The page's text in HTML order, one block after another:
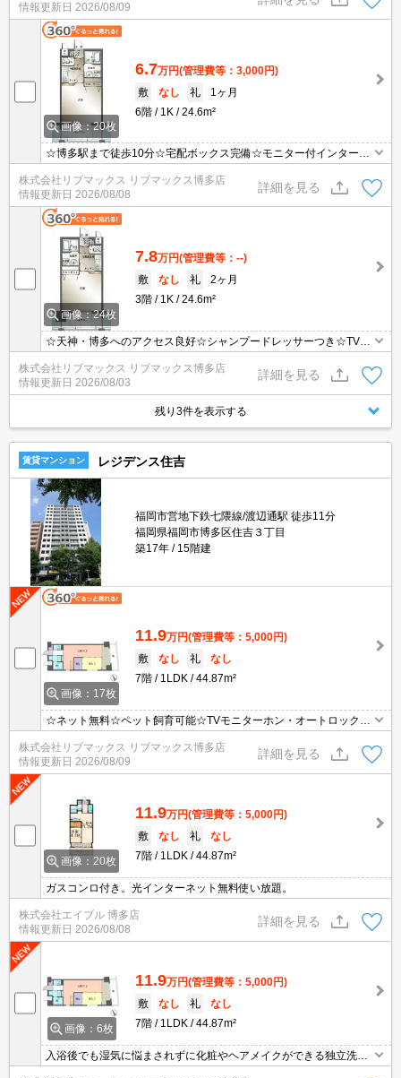
情報更新日 2026/08/09
画像：20枚
6.7万円(管理費等：3,000円)
敷
なし 礼
1ヶ月
6階
1K 24.6m²
☆博多駅まで徒歩10分☆宅配ボックス完備☆モニター付インターホ
株式会社リブマックス リブマックス博多店
情報更新日 2026/08/08
詳細を見る
画像：24枚
7.8万円(管理費等：--)
敷
なし 礼
2ヶ月
3階
1K 24.6m²
☆天神・博多へのアクセス良好☆シャンプードレッサーつき☆TVモ
ニターホン・オートロックなどセキュリティ面も充実☆
株式会社リブマックス リブマックス博多店
情報更新日 2026/08/03
詳細を見る
残り3件を表示する
賃貸マンション レジデンス住吉
福岡市営地下鉄七隈線/渡辺通駅 徒歩11分
福岡県福岡市博多区住吉３丁目
築17年
15階建
画像：17枚
11.9万円(管理費等：5,000円)
敷
なし 礼
なし
7階
1LDK 44.87m²
☆ネット無料☆ペット飼育可能☆TVモニターホン・オートロックな
どセキュリティ面も充実☆都市ガス☆宅配ボックスつき☆
株式会社リブマックス リブマックス博多店
情報更新日 2026/08/09
詳細を見る
画像：20枚
11.9万円(管理費等：5,000円)
敷
なし 礼
なし
7階
1LDK 44.87m²
ガスコンロ付き。光インターネット無料使い放題。
株式会社エイブル 博多店
情報更新日 2026/08/08
詳細を見る
画像：6枚
11.9万円(管理費等：5,000円)
敷
なし 礼
なし
7階
1LDK 44.87m²
入浴後でも湿気に悩まされずに化粧やヘアメイクができる独立洗面
台が付いております。セキュリティ面は、TVインターホン・オート